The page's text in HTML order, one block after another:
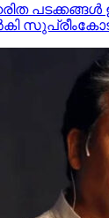
പടക്കങ്ങൾ